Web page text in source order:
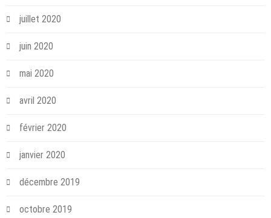
juillet 2020
juin 2020
mai 2020
avril 2020
février 2020
janvier 2020
décembre 2019
octobre 2019